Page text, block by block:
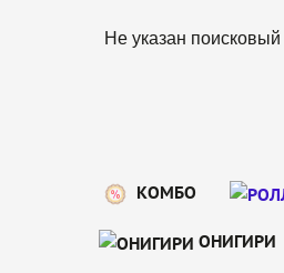
Не указан поисковый
КОМБО
ОНИГИРИ